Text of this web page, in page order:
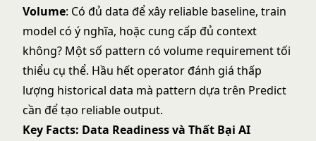
Volume: Có đủ data để xây reliable baseline, train
model có ý nghĩa, hoặc cung cấp đủ context
không? Một số pattern có volume requirement tối
thiểu cụ thể. Hầu hết operator đánh giá thấp
lượng historical data mà pattern dựa trên Predict
cần để tạo reliable output.
Key Facts: Data Readiness và Thất Bại AI